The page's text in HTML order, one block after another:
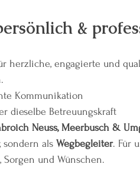
&
herzliche, engagierte und
Kommunikation
dieselbe Betreuungskraft
Neuss, Meerbusch &
als Wegbegleiter. Für
und Wünschen.